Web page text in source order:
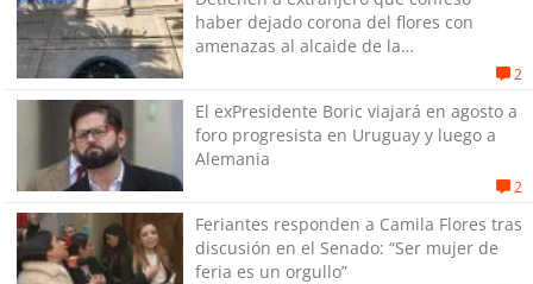
haber dejado corona del flores con
amenazas al alcaide de la
2
El exPresidente Boric viajará en agosto a
foro progresista en Uruguay y luego a
Alemania
2
Feriantes responden a Camila Flores tras
discusión en el Senado: “Ser mujer de
feria es un orgullo”